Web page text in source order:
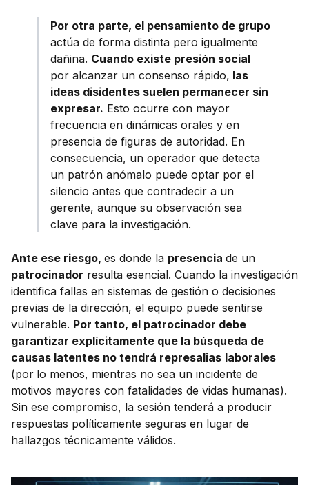
Por otra parte, el pensamiento de grupo
actúa de forma distinta pero igualmente
dañina. Cuando existe presión social
por alcanzar un consenso rápido, las
ideas disidentes suelen permanecer sin
expresar. Esto ocurre con mayor
frecuencia en dinámicas orales y en
presencia de figuras de autoridad. En
consecuencia, un operador que detecta
un patrón anómalo puede optar por el
silencio antes que contradecir a un
gerente, aunque su observación sea
clave para la investigación.
Ante ese riesgo, es donde la presencia de un
patrocinador resulta esencial. Cuando la investigación
identifica fallas en sistemas de gestión o decisiones
previas de la dirección, el equipo puede sentirse
vulnerable. Por tanto, el patrocinador debe
garantizar explícitamente que la búsqueda de
causas latentes no tendrá represalias laborales
(por lo menos, mientras no sea un incidente de
motivos mayores con fatalidades de vidas humanas).
Sin ese compromiso, la sesión tenderá a producir
respuestas políticamente seguras en lugar de
hallazgos técnicamente válidos.